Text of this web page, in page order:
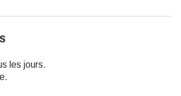
les jours.